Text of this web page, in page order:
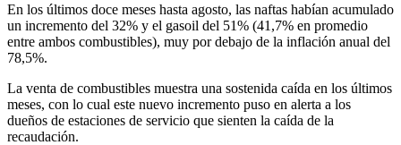
En los últimos doce meses hasta agosto, las naftas habían acumulado
un incremento del 32% y el gasoil del 51% (41,7% en promedio
entre ambos combustibles), muy por debajo de la inflación anual del
78,5%.
La venta de combustibles muestra una sostenida caída en los últimos
meses, con lo cual este nuevo incremento puso en alerta a los
dueños de estaciones de servicio que sienten la caída de la
recaudación.